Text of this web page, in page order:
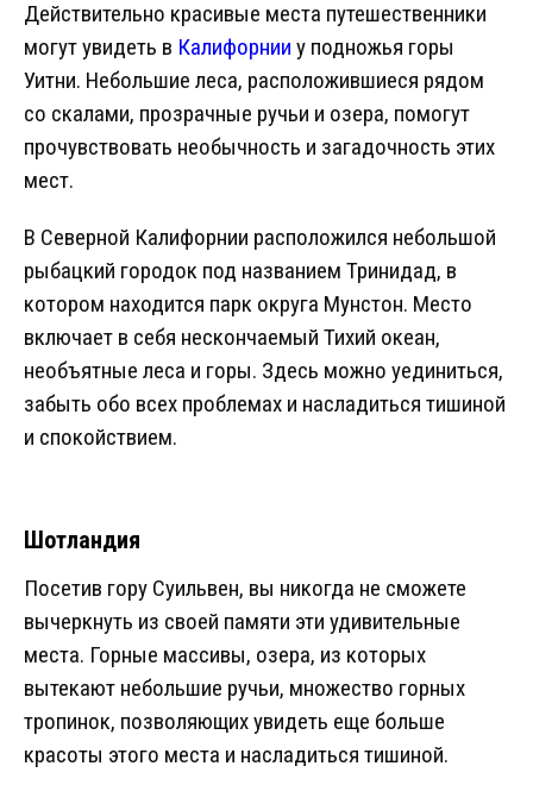
Действительно красивые места путешественники
могут увидеть в Калифорнии у подножья горы
Уитни. Небольшие леса, расположившиеся рядом
со скалами, прозрачные ручьи и озера, помогут
прочувствовать необычность и загадочность этих
мест.
В Северной Калифорнии расположился небольшой
рыбацкий городок под названием Тринидад, в
котором находится парк округа Мунстон. Место
включает в себя нескончаемый Тихий океан,
необъятные леса и горы. Здесь можно уединиться,
забыть обо всех проблемах и насладиться тишиной
и спокойствием.
Шотландия
Посетив гору Суильвен, вы никогда не сможете
вычеркнуть из своей памяти эти удивительные
места. Горные массивы, озера, из которых
вытекают небольшие ручьи, множество горных
тропинок, позволяющих увидеть еще больше
красоты этого места и насладиться тишиной.